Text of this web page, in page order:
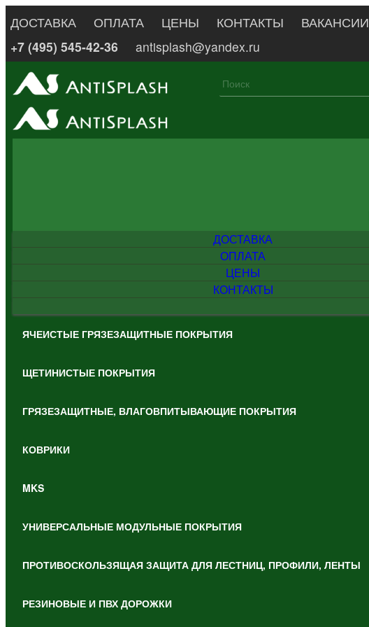
ДОСТАВКА ОПЛАТА ЦЕНЫ КОНТАКТЫ
ВАКАНСИИ
+7 (495) 545-42-36
antisplash@yandex.ru
ДОСТАВКА
ОПЛАТА
ЦЕНЫ
КОНТАКТЫ
ЯЧЕИСТЫЕ ГРЯЗЕЗАЩИТНЫЕ ПОКРЫТИЯ
ЩЕТИНИСТЫЕ ПОКРЫТИЯ
ГРЯЗЕЗАЩИТНЫЕ, ВЛАГОВПИТЫВАЮЩИЕ ПОКРЫТИЯ
КОВРИКИ
MKS
УНИВЕРСАЛЬНЫЕ МОДУЛЬНЫЕ ПОКРЫТИЯ
ПРОТИВОСКОЛЬЗЯЩАЯ ЗАЩИТА ДЛЯ ЛЕСТНИЦ, ПРОФИЛИ, ЛЕНТЫ
РЕЗИНОВЫЕ И ПВХ ДОРОЖКИ